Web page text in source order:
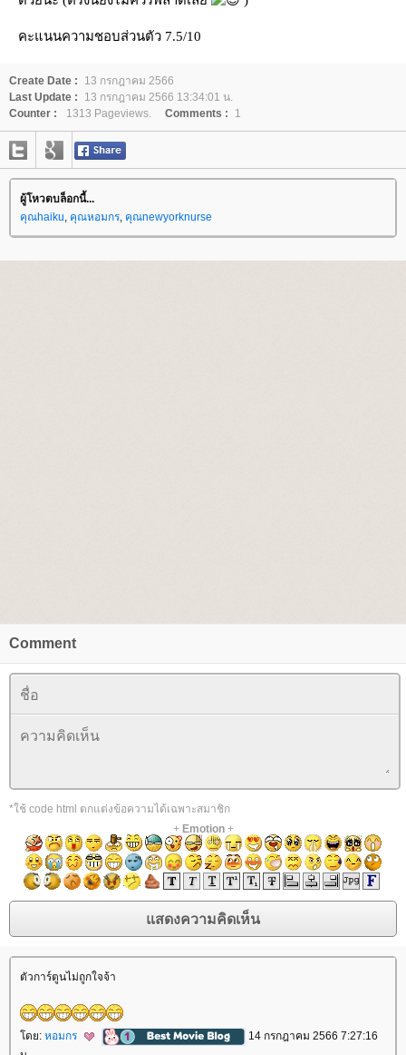
คะแนนความชอบส่วนตัว 7.5/10
Create Date :
13 กรกฎาคม 2566
Last Update :
13 กรกฎาคม 2566 13:34:01 น.
Counter :
1313 Pageviews. Comments : 1
ผู้โหวตบล็อกนี้...
คุณhaiku, คุณหอมกร, คุณnewyorknurse
Comment
*ใช้ code html ตกแต่งข้อความได้เฉพาะสมาชิก
+ Emotion+
ตัวการ์ตูนไม่ถูกใจจ้า
ดย: หอมกร
14 กรกฎาคม 2566 7:27:16